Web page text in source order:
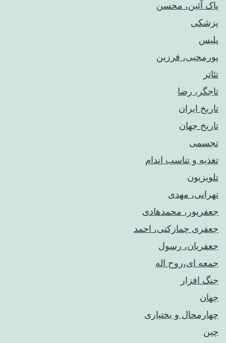
پاک آئین، محسن
پزشکی
پلیس
پورمحبی، فرزین
تئاتر
تاجگر، رضا
تاریخ ایران
تاریخ جهان
تجسمی
تغذیه و تناسب اندام
تلویزیون
تهرانی، مهدی
جعفرپور، محمدهادی
جعفری چمازکتی، احمد
جعفریان، رسول
جمعه ای،روح اله
جنگ افزار
جهان
چهارمحال و بختیاری
چین